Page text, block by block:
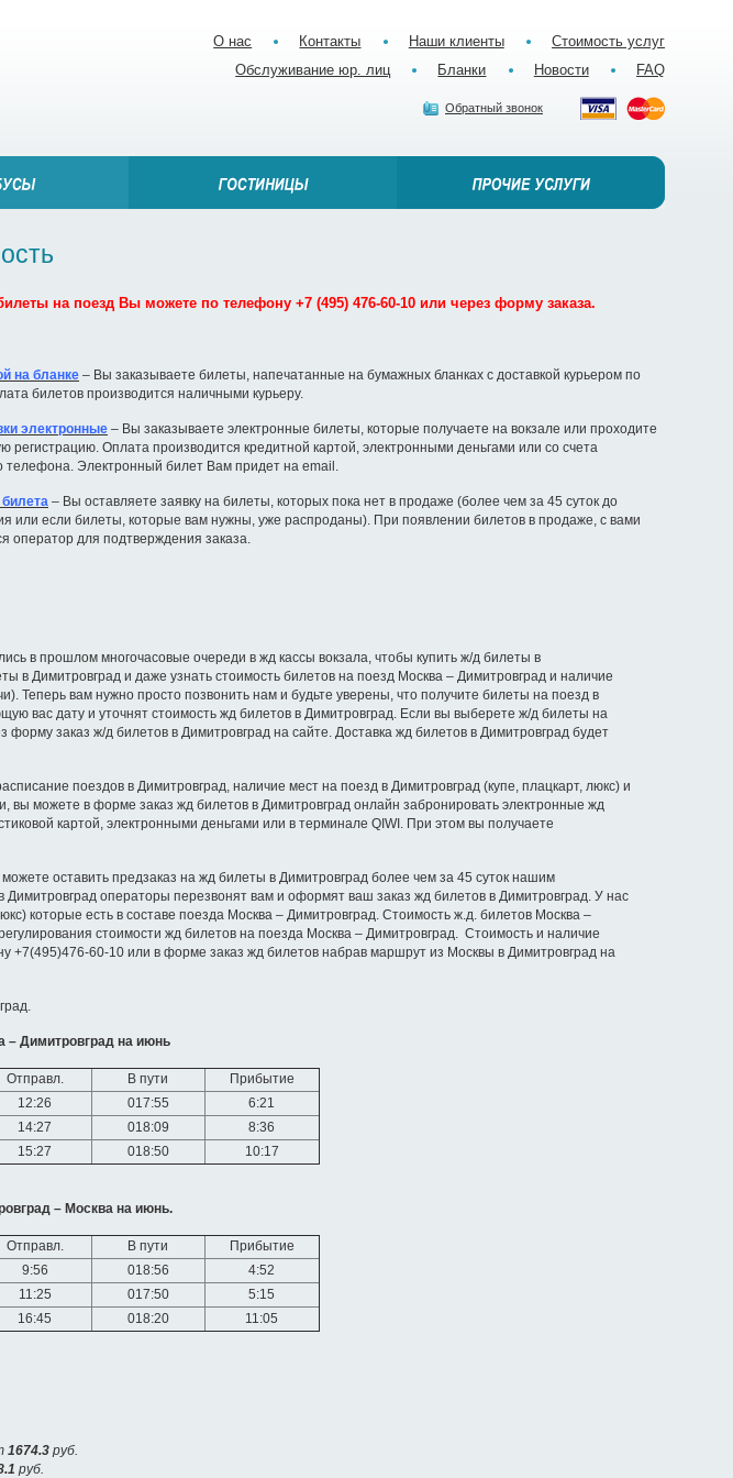
О нас Контакты Наши клиенты
Стоимость услуг
Обслуживание юр. лиц
Бланки Новости FAQ
Обратный звонок
на поезд Вы можете по телефону +7 (495) 476-60-10 или через форму заказа.
на бланке – Вы заказываете билеты, напечатанные на бумажных бланках с доставкой курьером по
билетов производится наличными курьеру.
электронные – Вы заказываете электронные билеты, которые получаете на вокзале или проходите
регистрацию. Оплата производится кредитной картой, электронными деньгами или со счета
телефона. Электронный билет Вам придет на email.
билета – Вы оставляете заявку на билеты, которых пока нет в продаже (более чем за 45 суток до
или если билеты, которые вам нужны, уже распроданы). При появлении билетов в продаже, с вами
оператор для подтверждения заказа.
в прошлом многочасовые очереди в жд кассы вокзала, чтобы купить ж/д билеты в
Димитровград и даже узнать стоимость билетов на поезд Москва – Димитровград и наличие
Теперь вам нужно просто позвонить нам и будьте уверены, что получите билеты на поезд в
вас дату и уточнят стоимость жд билетов в Димитровград. Если вы выберете ж/д билеты на
заказ ж/д билетов в Димитровград на сайте. Доставка жд билетов в Димитровград будет
поездов в Димитровград, наличие мест на поезд в Димитровград (купе, плацкарт, люкс) и
вы можете в форме заказ жд билетов в Димитровград онлайн забронировать электронные жд
картой, электронными деньгами или в терминале QIWI. При этом вы получаете
оставить предзаказ на жд билеты в Димитровград более чем за 45 суток нашим
операторы перезвонят вам и оформят ваш заказ жд билетов в Димитровград. У нас
которые есть в составе поезда Москва – Димитровград. Стоимость ж.д. билетов Москва –
стоимости жд билетов на поезда Москва – Димитровград. Стоимость и наличие
60-10 или в форме заказ жд билетов набрав маршрут из Москвы в Димитровград на
– Димитровград на июнь
Отправл. В пути
Прибытие
12:26 017:55
6:21
14:27 018:09
8:36
15:27 018:50 10:17
– Москва на июнь.
Отправл. В пути
Прибытие
9:56 018:56
4:52
11:25 017:50
5:15
16:45 018:20
11:05
1674.3 руб.
руб.